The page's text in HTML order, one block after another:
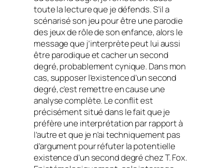
toute la lecture que je défends. S’il a
scénarisé son jeu pour être une parodie
des jeux de rôle de son enfance, alors le
message que j’interprète peut lui aussi
être parodique et cacher un second
degré, probablement cynique. Dans mon
cas, supposer l’existence d’un second
degré, c’est remettre en cause une
analyse complète. Le conflit est
précisément situé dans le fait que je
préfère une interprétation par rapport à
l’autre et que je n’ai techniquement pas
d’argument pour réfuter la potentielle
existence d’un second degré chez T. Fox.